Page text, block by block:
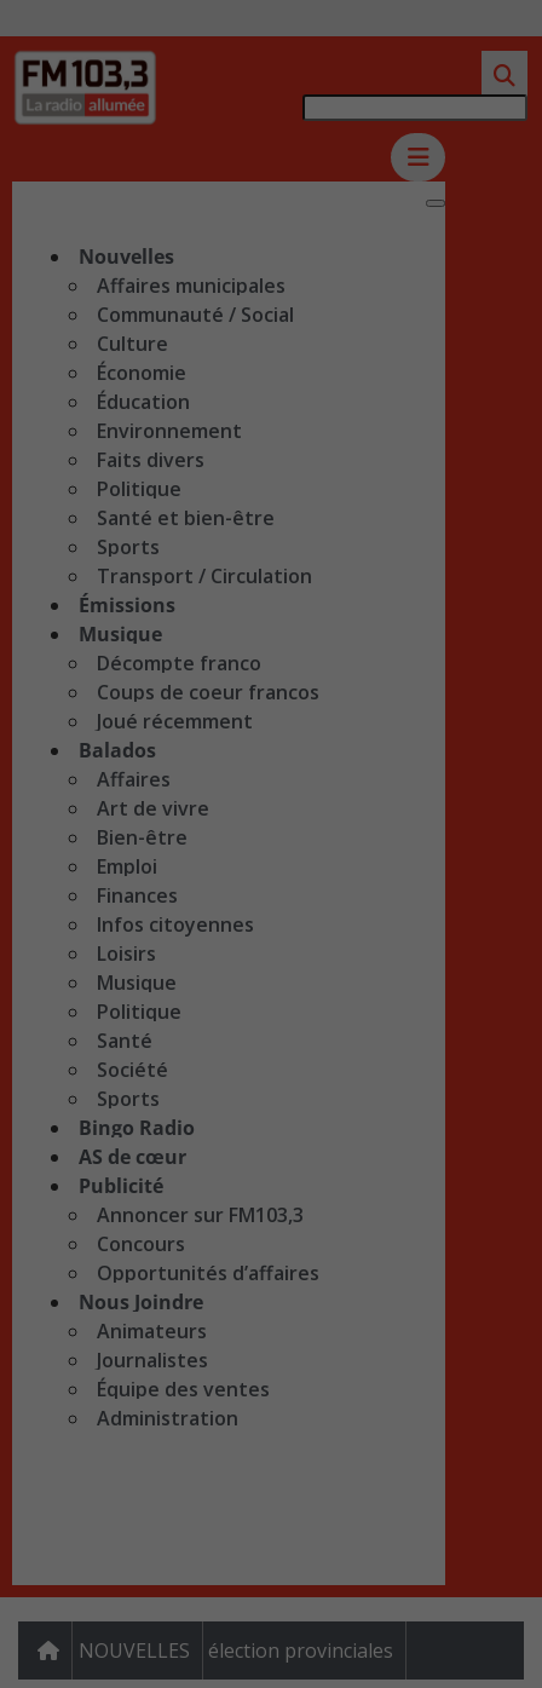
Nouvelles
Affaires municipales
Communauté / Social
Culture
Économie
Éducation
Environnement
Faits divers
Politique
Santé et bien-être
Sports
Transport / Circulation
Émissions
Musique
Décompte franco
Coups de coeur francos
Joué récemment
Balados
Affaires
Art de vivre
Bien-être
Emploi
Finances
Infos citoyennes
Loisirs
Musique
Politique
Santé
Société
Sports
Bingo Radio
AS de cœur
Publicité
Annoncer sur FM103,3
Concours
Opportunités d’affaires
Nous Joindre
Animateurs
Journalistes
Équipe des ventes
Administration
NOUVELLES élection provinciales